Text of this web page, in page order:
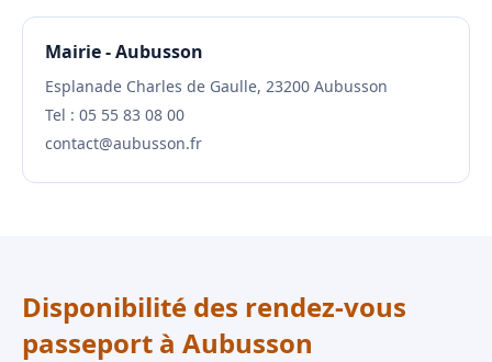
Mairie - Aubusson
Esplanade Charles de Gaulle, 23200 Aubusson
Tel : 05 55 83 08 00
contact@aubusson.fr
Disponibilité des rendez-vous
passeport à Aubusson